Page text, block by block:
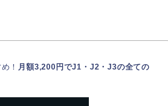
！ 月額3,200円でJ1・J2・J3の全ての